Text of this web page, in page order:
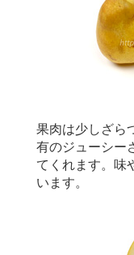
果肉は少しざら
有のジューシー
てくれます。味
います。